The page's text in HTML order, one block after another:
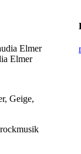
Elmer
Geige,